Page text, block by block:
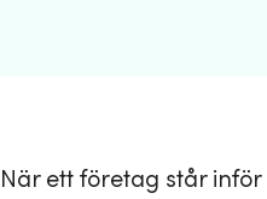
När ett företag står